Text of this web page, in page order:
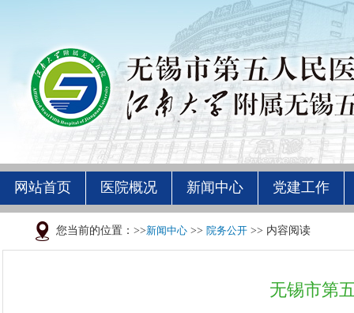
网站首页 医院概况 新闻中心 党建工作
您当前的位置：>>新闻中心 >> 院务公开 >> 内容阅读
无锡市第